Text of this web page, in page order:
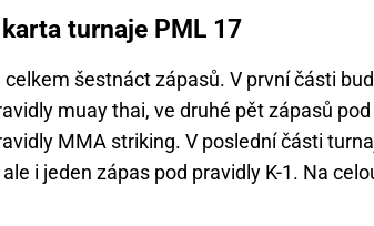
turnaje PML 17
celkem šestnáct zápasů. V první části
muay thai, ve druhé pět zápasů
MMA striking. V poslední části
i jeden zápas pod pravidly K-1. Na